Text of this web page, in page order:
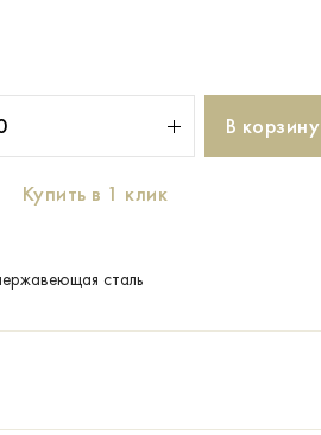
В корзину
Купить в 1 клик
сталь